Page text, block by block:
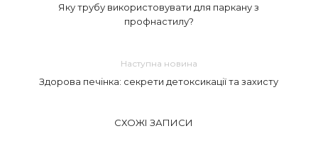
Яку трубу використовувати для паркану з
профнастилу?
Наступна новина
Здорова печінка: секрети детоксикації та захисту
СХОЖІ ЗАПИСИ